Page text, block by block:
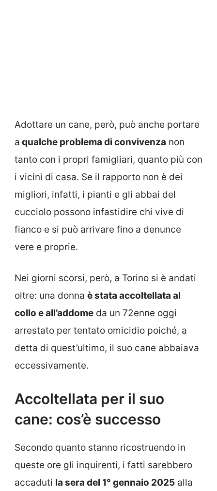
Adottare un cane, però, può anche portare
a qualche problema di convivenza non
tanto con i propri famigliari, quanto più con
i vicini di casa. Se il rapporto non è dei
migliori, infatti, i pianti e gli abbai del
cucciolo possono infastidire chi vive di
fianco e si può arrivare fino a denunce
vere e proprie.
Nei giorni scorsi, però, a Torino si è andati
oltre: una donna è stata accoltellata al
collo e all’addome da un 72enne oggi
arrestato per tentato omicidio poiché, a
detta di quest’ultimo, il suo cane abbaiava
eccessivamente.
Accoltellata per il suo
cane: cos’è successo
Secondo quanto stanno ricostruendo in
queste ore gli inquirenti, i fatti sarebbero
accaduti la sera del 1° gennaio 2025 alla